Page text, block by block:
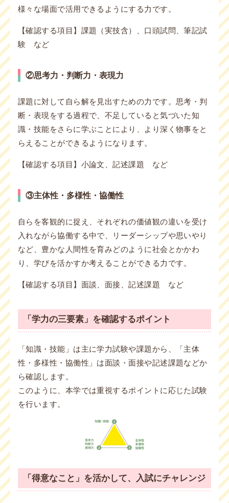
様々な場面で活用できるようにする力です。
【確認する項目】課題（実技含）、口頭試問、筆記試
験 など
②思考力・判断力・表現力
課題に対して自ら解を見出すための力です。思考・判
断・表現をする過程で、不足していると気づいた知
識・技能をさらに学ぶことにより、より深く物事をと
らえることができるようになります。
【確認する項目】小論文、記述課題 など
③主体性・多様性・協働性
自らを客観的に捉え、それぞれの価値観の違いを受け
入れながら協働する中で、リーダーシップや思いやり
など、豊かな人間性を育みどのように社会とかかわ
り、学びを活かすか考えることができる力です。
【確認する項目】面談、面接、記述課題 など
「学力の三要素」を確認するポイント
「知識・技能」は主に学力試験や課題から、「主体
性・多様性・協働性」は面談・面接や記述課題などか
ら確認します。
このように、本学では重視するポイントに応じた試験
を行います。
「得意なこと」を活かして、入試にチャレンジ